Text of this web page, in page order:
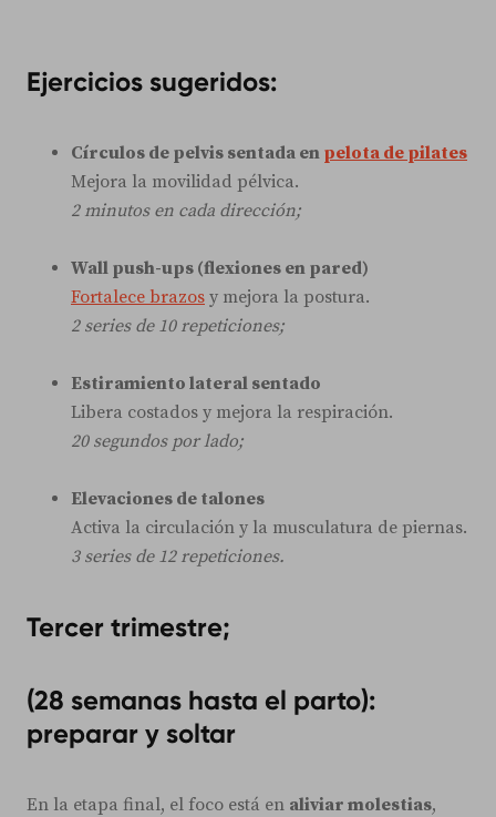
Ejercicios sugeridos:
Círculos de pelvis sentada en pelota de pilates
Mejora la movilidad pélvica.
2 minutos en cada dirección;
Wall push-ups (flexiones en pared)
Fortalece brazos y mejora la postura.
2 series de 10 repeticiones;
Estiramiento lateral sentado
Libera costados y mejora la respiración.
20 segundos por lado;
Elevaciones de talones
Activa la circulación y la musculatura de piernas.
3 series de 12 repeticiones.
Tercer trimestre;
(28 semanas hasta el parto):
preparar y soltar
En la etapa final, el foco está en aliviar molestias,